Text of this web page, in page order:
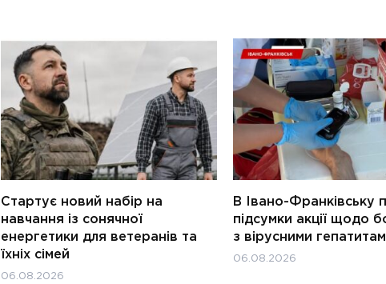
Стартує новий набір на
навчання із сонячної
енергетики для ветеранів та
їхніх сімей
06.08.2026
В Івано-Франківську
підсумки акції щодо
з вірусними
06.08.2026